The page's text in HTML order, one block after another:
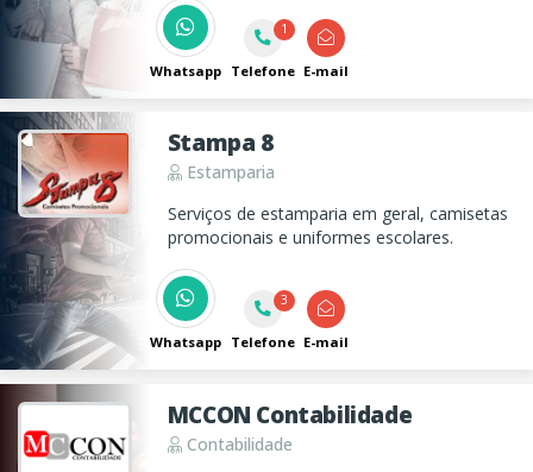
monitorável em Taubaté
Whatsapp
1
Telefone E-mail
Stampa 8
Estamparia
Serviços de estamparia em geral, camisetas
promocionais e uniformes escolares.
Whatsapp
3
Telefone E-mail
MCCON Contabilidade
Contabilidade